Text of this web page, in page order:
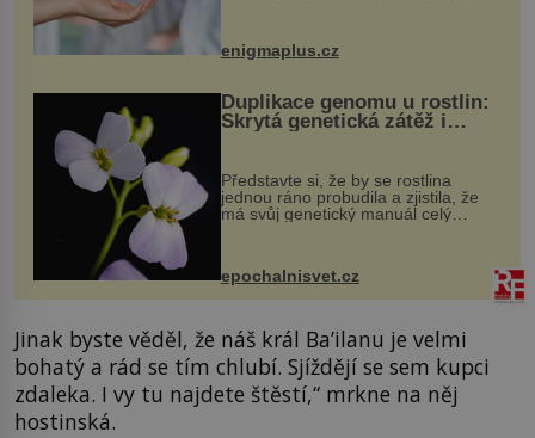
enigmaplus.cz
Duplikace genomu u rostlin:
Skrytá genetická zátěž i
Představte si, že by se rostlina
jednou ráno probudila a zjistila, že
má svůj genetický manuál celý
vstupenka...
epochalnisvet.cz
Jinak byste věděl, že náš král Ba’ilanu je velmi
bohatý a rád se tím chlubí. Sjíždějí se sem kupci
zdaleka. I vy tu najdete štěstí,“ mrkne na něj
hostinská.